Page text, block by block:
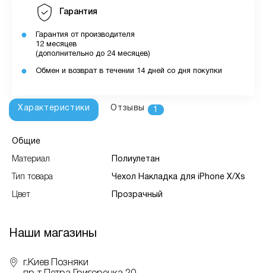
Гарантия
Гарантия от производителя
12 месяцев
(дополнительно до 24 месяцев)
Обмен и возврат в течении 14 дней со дня покупки
Характеристики Отзывы 1
Общие
Материал Полиулетан
Тип товара Чехол Накладка для iPhone X/Xs
Цвет Прозрачный
Наши магазины
г.Киев Позняки